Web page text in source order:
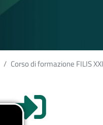
Corso di formazione FILIS